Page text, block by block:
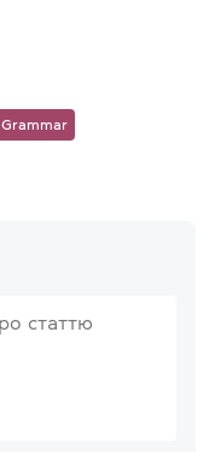
Grammar